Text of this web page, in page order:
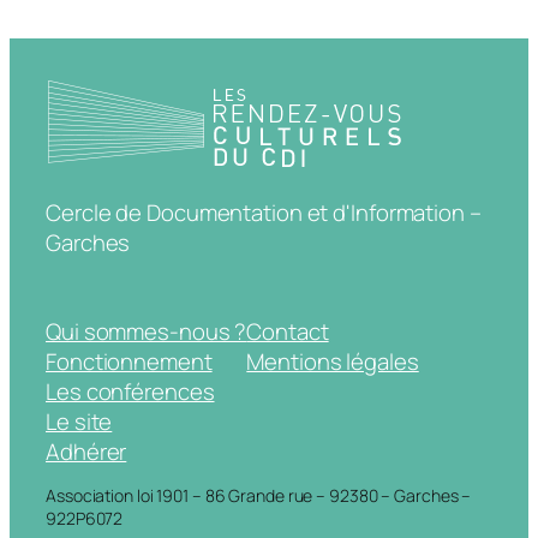
Cercle de Documentation et d'Information –
Garches
Qui sommes-nous ?
Fonctionnement
Les conférences
Le site
Adhérer
Contact
Mentions légales
Association loi 1901 – 86 Grande rue – 92380 – Garches –
922P6072